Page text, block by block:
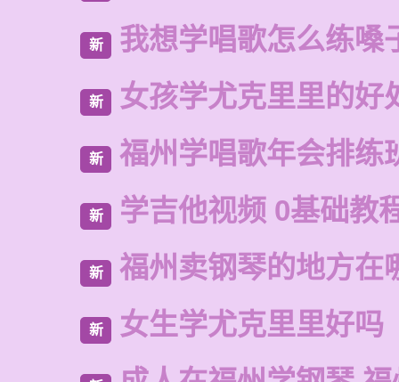
新 我想学唱歌怎么练嗓
新 女孩学尤克里里的好
新 福州学唱歌年会排练
新 学吉他视频 0基础教
新 福州卖钢琴的地方在
新 女生学尤克里里好吗